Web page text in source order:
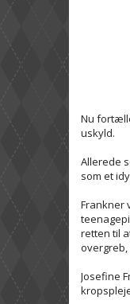
Nu
uskyld.
Allerede
som et
Frankner
retten til
Josefine